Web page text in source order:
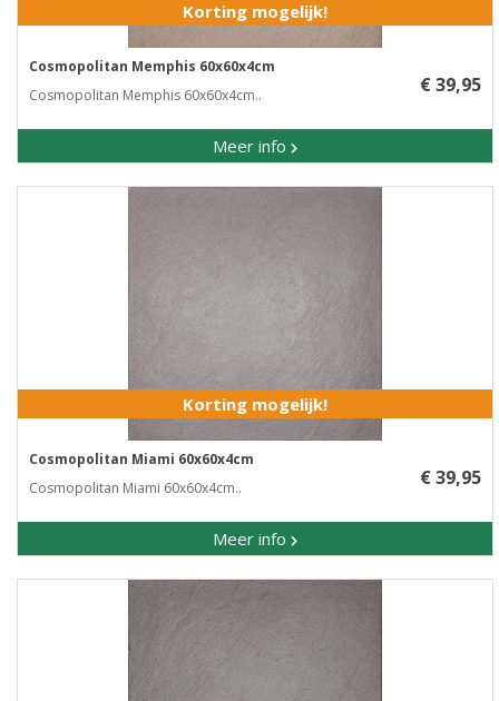
Korting mogelijk!
Cosmopolitan Memphis 60x60x4cm
Cosmopolitan Memphis 60x60x4cm..
Meer info
€ 39,95
Korting mogelijk!
Cosmopolitan Miami 60x60x4cm
Cosmopolitan Miami 60x60x4cm..
Meer info
€ 39,95